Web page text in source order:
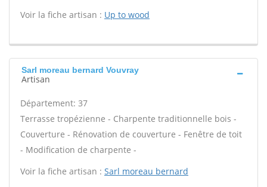
Voir la fiche artisan : Up to wood
Sarl moreau bernard Vouvray
Artisan
Département: 37
Terrasse tropézienne - Charpente traditionnelle bois -
Couverture - Rénovation de couverture - Fenêtre de toit
- Modification de charpente -
Voir la fiche artisan : Sarl moreau bernard